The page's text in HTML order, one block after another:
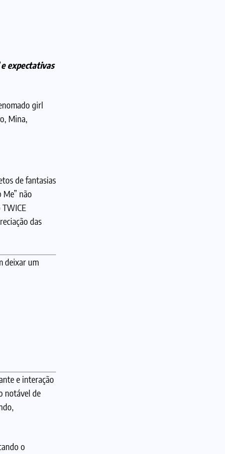
expectativas
girl
Mina,
de fantasias
Me” não
das
deixar um
e interação
notável de
o